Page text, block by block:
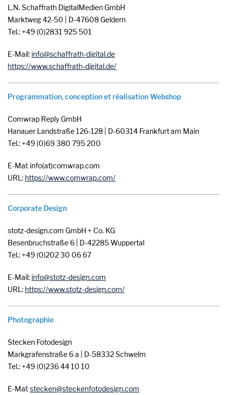
L.N. Schaffrath DigitalMedien GmbH
Marktweg 42-50 | D-47608 Geldern
Tel.: +49 (0)2831 925 501
E-Mail: info schaffrath-digitalde
https://www.schaffrath-digital.de/
Programmation, conception et réalisation Webshop
Comwrap Reply GmbH
Hanauer Landstraße 126-128 | D-60314 Frankfurt am Main
Tel.: +49 (0)69 380 795 200
E-Mal: info(at)comwrap.com
URL: https://www.comwrap.com/
Corporate Design
stotz-design.com GmbH + Co. KG
Besenbruchstraße 6 | D-42285 Wuppertal
Tel.: +49 (0)202 30 06 67
E-Mail: info stotz-designcom
URL: https://www.stotz-design.com/
Photographie
Stecken Fotodesign
Markgrafenstraße 6 a | D-58332 Schwelm
Tel.: +49 (0)236 44 10 10
E-Mal:stecken steckenfotodesigncom